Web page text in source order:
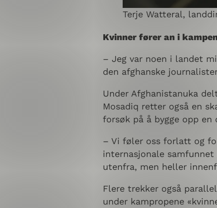
Terje Watteral,
Kvinner fører an i
– Jeg var noen i landet
den afghanske
Under Afghanistanuka
Mosadiq retter også en
forsøk på å bygge opp
– Vi føler oss forlatt og
internasjonale
utenfra, men heller
Flere trekker også
under kampropene